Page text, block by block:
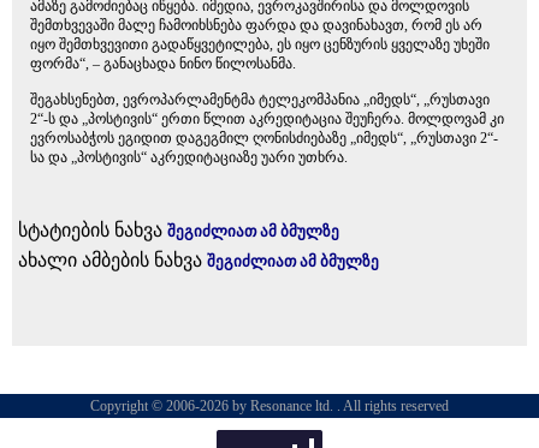
ამაზე გამოძიებაც იწყება. იმედია, ევროკავშირისა და მოლდოვის
შემთხვევაში მალე ჩამოიხსნება ფარდა და დავინახავთ, რომ ეს არ
იყო შემთხვევითი გადაწყვეტილება, ეს იყო ცენზურის ყველაზე უხეში
ფორმა“, – განაცხადა ნინო წილოსანმა.
შეგახსენებთ, ევროპარლამენტმა ტელეკომპანია „იმედს“, „რუსთავი
2“-ს და „პოსტივის“ ერთი წლით აკრედიტაცია შეუჩერა. მოლდოვამ კი
ევროსაბჭოს ეგიდით დაგეგმილ ღონისძიებაზე „იმედს“, „რუსთავი 2“-
სა და „პოსტივის“ აკრედიტაციაზე უარი უთხრა.
სტატიების ნახვა შეგიძლიათ ამ ბმულზე
ახალი ამბების ნახვა შეგიძლიათ ამ ბმულზე
Copyright © 2006-2026 by Resonance ltd. . All rights reserved